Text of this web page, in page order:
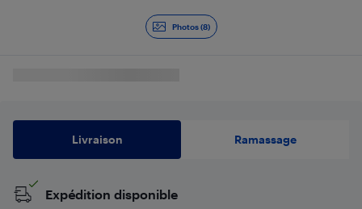
Photos (8)
Livraison Ramassage
Expédition disponible